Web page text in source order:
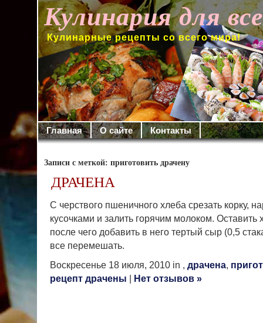
Кулинария для
Кулинарные рецепты со всего мира!
Главная О сайте Контакты
Записи с меткой: приготовить драчену
ДРАЧЕНА
С черствого пшеничного хлеба срезать корку,
кусочками и залить горячим молоком. Оставить
после чего добавить в него тертый сыр (0,5
все пе­ремешать.
Воскресенье 18 июля, 2010 in , драчена,
рецепт драчены | Нет отзывов »